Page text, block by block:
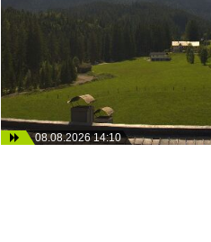
08.08.2026 14:10